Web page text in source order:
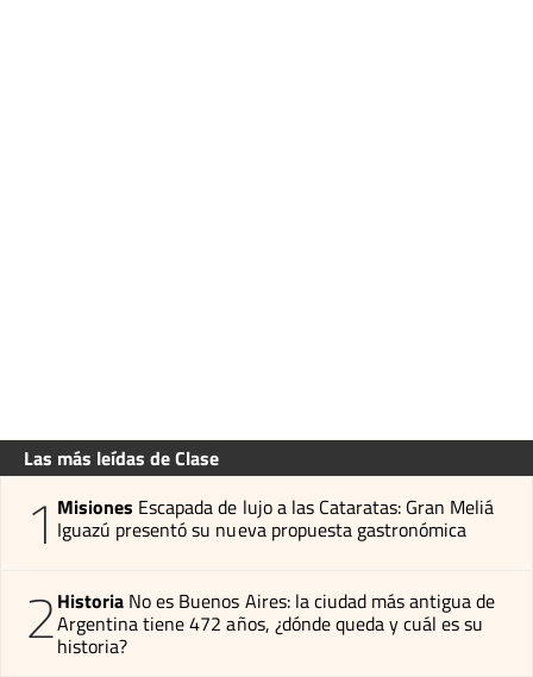
Las más leídas de Clase
1 Misiones Escapada de lujo a las Cataratas: Gran Meliá
Iguazú presentó su nueva propuesta gastronómica
2Historia No es Buenos Aires: la ciudad más antigua de
Argentina tiene 472 años, ¿dónde queda y cuál es su
historia?